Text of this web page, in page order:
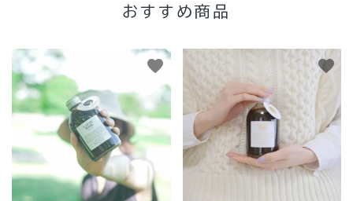
おすすめ商品
favorite favorite